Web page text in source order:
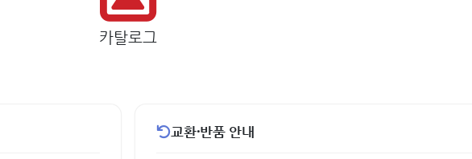
카탈로그
교환·반품 안내